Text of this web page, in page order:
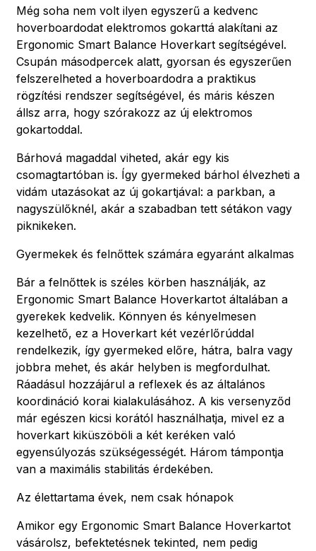
Még soha nem volt ilyen egyszerű a kedvenc
hoverboardodat elektromos gokarttá alakítani az
Ergonomic Smart Balance Hoverkart segítségével.
Csupán másodpercek alatt, gyorsan és egyszerűen
felszerelheted a hoverboardodra a praktikus
rögzítési rendszer segítségével, és máris készen
állsz arra, hogy szórakozz az új elektromos
gokartoddal.
Bárhová magaddal viheted, akár egy kis
csomagtartóban is. Így gyermeked bárhol élvezheti a
vidám utazásokat az új gokartjával: a parkban, a
nagyszülőknél, akár a szabadban tett sétákon vagy
piknikeken.
Gyermekek és felnőttek számára egyaránt alkalmas
Bár a felnőttek is széles körben használják, az
Ergonomic Smart Balance Hoverkartot általában a
gyerekek kedvelik. Könnyen és kényelmesen
kezelhető, ez a Hoverkart két vezérlőrúddal
rendelkezik, így gyermeked előre, hátra, balra vagy
jobbra mehet, és akár helyben is megfordulhat.
Ráadásul hozzájárul a reflexek és az általános
koordináció korai kialakulásához. A kis versenyződ
már egészen kicsi korától használhatja, mivel ez a
hoverkart kiküszöböli a két keréken való
egyensúlyozás szükségességét. Három támpontja
van a maximális stabilitás érdekében.
Az élettartama évek, nem csak hónapok
Amikor egy Ergonomic Smart Balance Hoverkartot
vásárolsz, befektetésnek tekinted, nem pedig